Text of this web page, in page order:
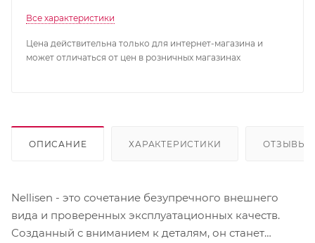
Все характеристики
Цена действительна только для интернет-магазина и
может отличаться от цен в розничных магазинах
ОПИСАНИЕ ХАРАКТЕРИСТИКИ ОТЗЫВЫ
Nellisen - это сочетание безупречного внешнего
вида и проверенных эксплуатационных качеств.
Созданный с вниманием к деталям, он станет